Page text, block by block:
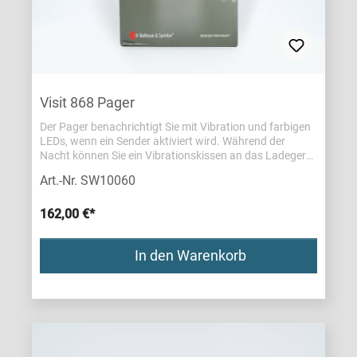
Visit 868 Pager
Der Pager benachrichtigt Sie mit Vibration und farbigen
LEDs, wenn ein Sender aktiviert wird. Während der
Nacht können Sie ein Vibrationskissen an das Ladegerät
Trageband
Art.-Nr. SW10060
162,00 €*
In den Warenkorb